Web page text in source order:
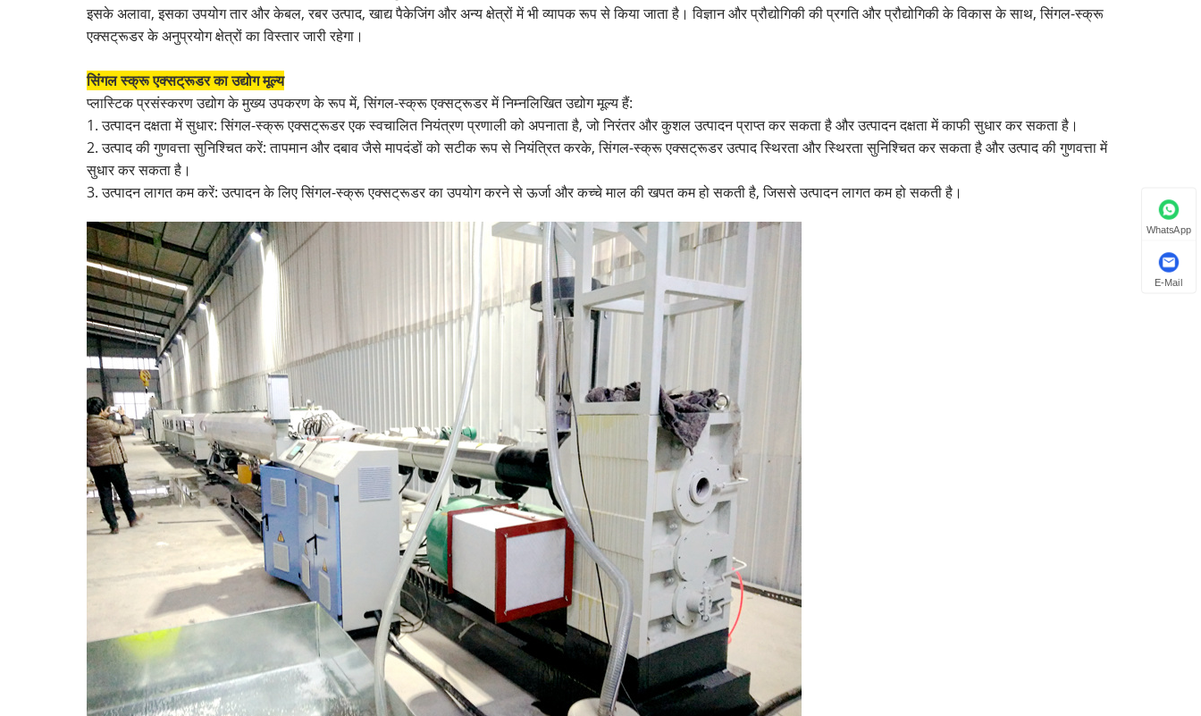
इसके अलावा, इसका उपयोग तार और केबल, रबर उत्पाद, खाद्य पैकेजिंग और अन्य क्षेत्रों में भी व्यापक रूप से किया जाता है। विज्ञान और प्रौद्योगिकी की प्रगति और प्रौद्योगिकी के विकास के साथ, सिंगल-स्क्रू
एक्सट्रूडर के अनुप्रयोग क्षेत्रों का विस्तार जारी रहेगा।
सिंगल स्क्रू एक्सट्रूडर का उद्योग मूल्य
प्लास्टिक प्रसंस्करण उद्योग के मुख्य उपकरण के रूप में, सिंगल-स्क्रू एक्सट्रूडर में निम्नलिखित उद्योग मूल्य हैं:
1. उत्पादन दक्षता में सुधार: सिंगल-स्क्रू एक्सट्रूडर एक स्वचालित नियंत्रण प्रणाली को अपनाता है, जो निरंतर और कुशल उत्पादन प्राप्त कर सकता है और उत्पादन दक्षता में काफी सुधार कर सकता है।
2. उत्पाद की गुणवत्ता सुनिश्चित करें: तापमान और दबाव जैसे मापदंडों को सटीक रूप से नियंत्रित करके, सिंगल-स्क्रू एक्सट्रूडर उत्पाद स्थिरता और स्थिरता सुनिश्चित कर सकता है और उत्पाद की गुणवत्ता में
सुधार कर सकता है।
3. उत्पादन लागत कम करें: उत्पादन के लिए सिंगल-स्क्रू एक्सट्रूडर का उपयोग करने से ऊर्जा और कच्चे माल की खपत कम हो सकती है, जिससे उत्पादन लागत कम हो सकती है।
WhatsApp
E-Mail